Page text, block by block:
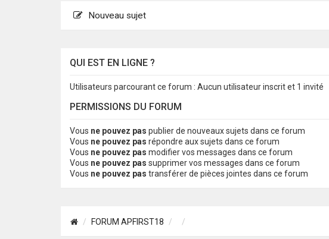
Nouveau sujet
QUI EST EN LIGNE ?
Utilisateurs parcourant ce forum : Aucun utilisateur inscrit et 1 invité
PERMISSIONS DU FORUM
Vous ne pouvez pas publier de nouveaux sujets dans ce forum
Vous ne pouvez pas répondre aux sujets dans ce forum
Vous ne pouvez pas modifier vos messages dans ce forum
Vous ne pouvez pas supprimer vos messages dans ce forum
Vous ne pouvez pas transférer de pièces jointes dans ce forum
FORUM APFIRST18